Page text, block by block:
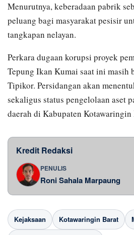
Menurutnya, keberadaan pabrik
peluang bagi masyarakat pesisir
tangkapan nelayan.
Perkara dugaan korupsi proyek
Tepung Ikan Kumai saat ini masih
Tipikor. Persidangan akan
sekaligus status pengelolaan aset
daerah di Kabupaten Kotawaringin
Kredit Redaksi
PENULIS
Roni Sahala Marpaung
Kejaksaan Kotawaringin Barat